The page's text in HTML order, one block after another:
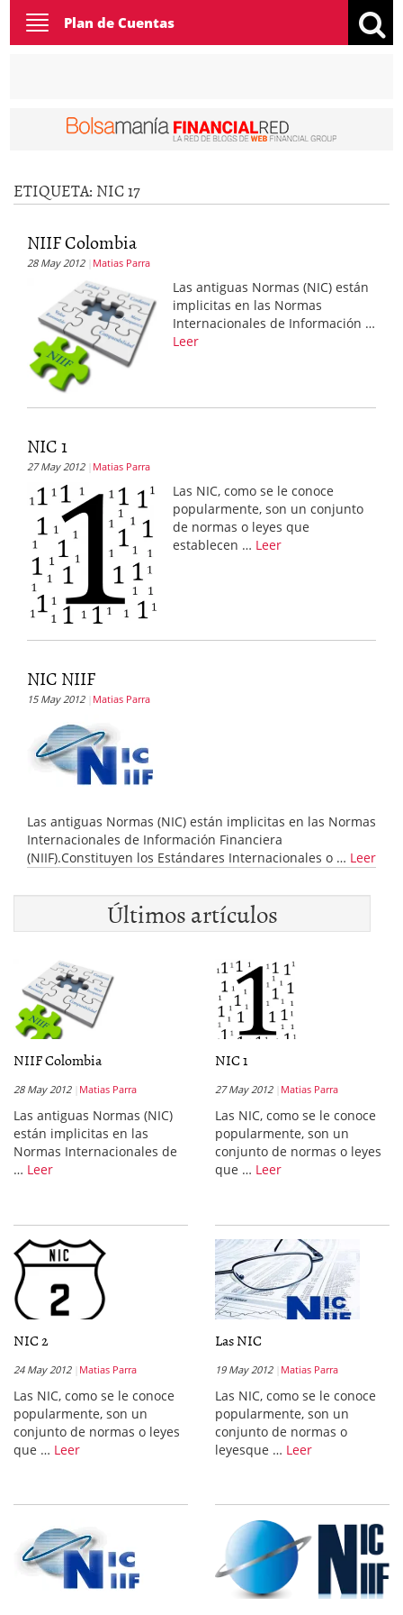
Toggle
navigation
Plan de Cuentas
ETIQUETA: NIC 17
NIIF Colombia
28 May 2012 Matias Parra
Las antiguas Normas (NIC) están
implicitas en las Normas
Internacionales de Información …
Leer
NIC 1
27 May 2012 Matias Parra
Las NIC, como se le conoce
popularmente, son un conjunto
de normas o leyes que
establecen … Leer
NIC NIIF
15 May 2012 Matias Parra
Las antiguas Normas (NIC) están implicitas en las Normas
Internacionales de Información Financiera
(NIIF).Constituyen los Estándares Internacionales o … Leer
Últimos artículos
NIIF Colombia
28 May 2012 Matias Parra
Las antiguas Normas (NIC)
están implicitas en las
Normas Internacionales de
… Leer
NIC 1
27 May 2012 Matias Parra
Las NIC, como se le conoce
popularmente, son un
conjunto de normas o leyes
que … Leer
NIC 2
24 May 2012 Matias Parra
Las NIC, como se le conoce
popularmente, son un
conjunto de normas o leyes
que … Leer
Las NIC
19 May 2012 Matias Parra
Las NIC, como se le conoce
popularmente, son un
conjunto de normas o
leyesque … Leer